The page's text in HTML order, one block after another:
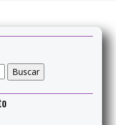
Buscar